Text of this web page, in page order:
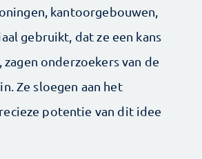
kantoorgebouwen,
gebruikt, dat ze een kans
, zagen onderzoekers van de
Ze sloegen aan het
potentie van dit idee